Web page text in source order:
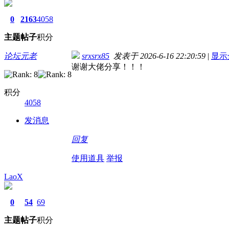
0
主题
2163
帖子
4058
积分
论坛元老
积分
4058
发消息
srxsrx85 发表于 2026-6-16 22:20:59 | 显
谢谢大佬分享！！！
回复
使用道具 举报
LaoX
0
主题
54
帖子
69
积分